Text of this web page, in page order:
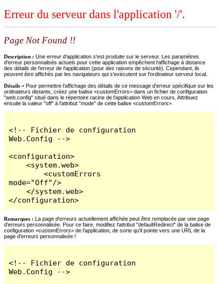
Erreur du serveur dans l'application '/'.
Page Not Found !!
Description : Une erreur d'application s'est produite sur le serveur. Les paramètres
d'erreur personnalisés actuels pour cette application empêchent l'affichage à distance
des détails de l'erreur de l'application (pour des raisons de sécurité). Cependant, ils
peuvent être affichés par les navigateurs qui s'exécutent sur l'ordinateur serveur local.
Détails = Pour permettre l'affichage des détails de ce message d'erreur spécifique sur les
ordinateurs distants, créez une balise <customErrors> dans un fichier de configuration
"web.config" situé dans le répertoire racine de l'application Web en cours. Attribuez
ensuite la valeur "off" à l'attribut "mode" de cette balise <customErrors>.
<!-- Fichier de configuration
Web.Config -->
<configuration>
    <system.web>
        <customErrors
mode="Off"/>
    </system.web>
</configuration>
Remarques : La page d'erreurs actuellement affichée peut être remplacée par une page
d'erreurs personnalisée. Pour ce faire, modifiez l'attribut "defaultRedirect" de la balise de
configuration <customErrors> de l'application, de sorte qu'il pointe vers une URL de la
page d'erreurs personnalisée !
<!-- Fichier de configuration
Web.Config -->